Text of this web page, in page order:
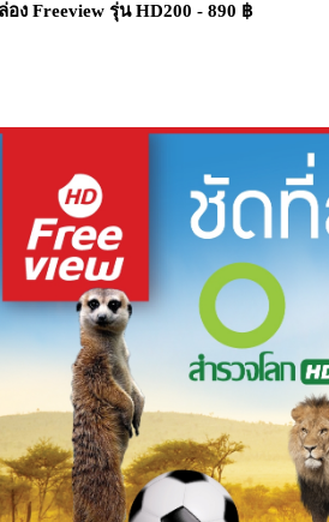
อง Freeview รุ่น HD200 - 890 ฿